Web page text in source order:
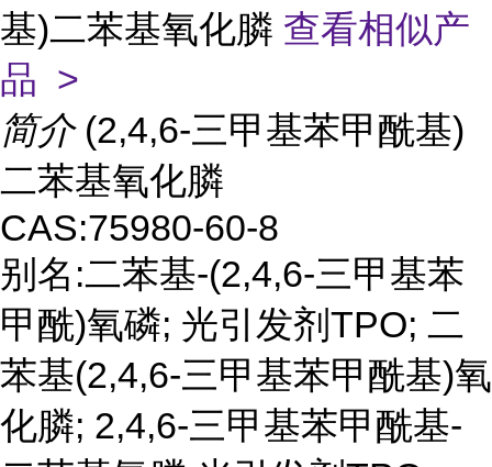
基)二苯基氧化膦 查看相似产
品 >
简介 (2,4,6-三甲基苯甲酰基)
二苯基氧化膦
CAS:75980-60-8
别名:二苯基-(2,4,6-三甲基苯
甲酰)氧磷; 光引发剂TPO; 二
苯基(2,4,6-三甲基苯甲酰基)氧
化膦; 2,4,6-三甲基苯甲酰基-